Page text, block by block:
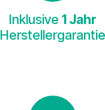
Inklusive 1 Jahr
Herstellergarantie